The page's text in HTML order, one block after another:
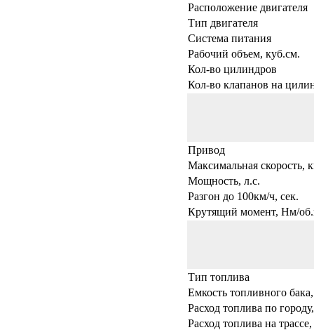
Расположение двигателя
Тип двигателя
Система питания
Рабочий объем, куб.см.
Кол-во цилиндров
Кол-во клапанов на
Привод
Максимальная скорость,
Мощность, л.с.
Разгон до 100км/ч, сек.
Крутящий момент, Нм/
Тип топлива
Емкость топливного
Расход топлива по
Расход топлива на